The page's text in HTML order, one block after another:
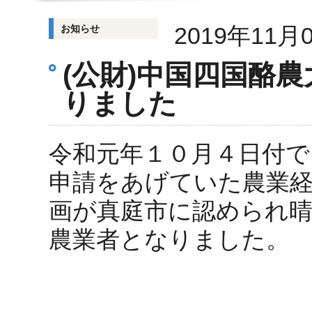
お知らせ 2019年11月
(公財)中国四国酪
りました
令和元年１０月４日付
申請をあげていた農業
画が真庭市に認められ
農業者となりました。